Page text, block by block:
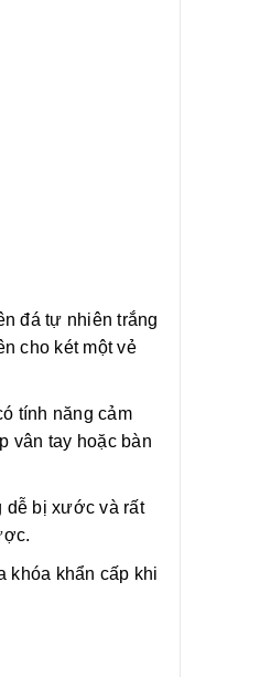
đá tự nhiên trắng
cho két một vẻ
tính năng cảm
vân tay hoặc bàn
dễ bị xước và rất
khóa khẩn cấp khi